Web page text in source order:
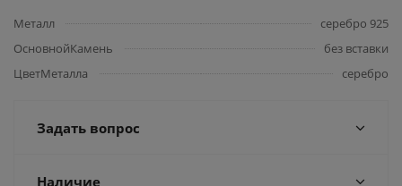
Металл
серебро 925
ОсновнойКамень
без вставки
ЦветМеталла
серебро
Задать вопрос
Наличие